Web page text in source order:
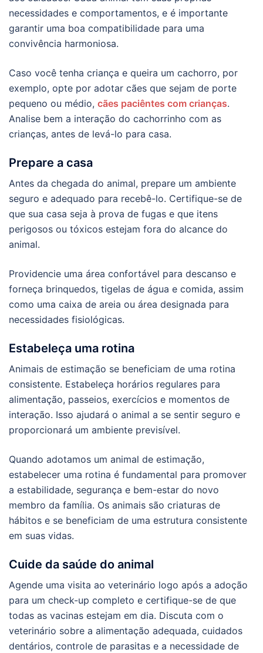
necessidades e comportamentos, e é importante
garantir uma boa compatibilidade para uma
convivência harmoniosa.
Caso você tenha criança e queira um cachorro, por
exemplo, opte por adotar cães que sejam de porte
pequeno ou médio, cães paciêntes com crianças.
Analise bem a interação do cachorrinho com as
crianças, antes de levá-lo para casa.
Prepare a casa
Antes da chegada do animal, prepare um ambiente
seguro e adequado para recebê-lo. Certifique-se de
que sua casa seja à prova de fugas e que itens
perigosos ou tóxicos estejam fora do alcance do
animal.
Providencie uma área confortável para descanso e
forneça brinquedos, tigelas de água e comida, assim
como uma caixa de areia ou área designada para
necessidades fisiológicas.
Estabeleça uma rotina
Animais de estimação se beneficiam de uma rotina
consistente. Estabeleça horários regulares para
alimentação, passeios, exercícios e momentos de
interação. Isso ajudará o animal a se sentir seguro e
proporcionará um ambiente previsível.
Quando adotamos um animal de estimação,
estabelecer uma rotina é fundamental para promover
a estabilidade, segurança e bem-estar do novo
membro da família. Os animais são criaturas de
hábitos e se beneficiam de uma estrutura consistente
em suas vidas.
Cuide da saúde do animal
Agende uma visita ao veterinário logo após a adoção
para um check-up completo e certifique-se de que
todas as vacinas estejam em dia. Discuta com o
veterinário sobre a alimentação adequada, cuidados
dentários, controle de parasitas e a necessidade de